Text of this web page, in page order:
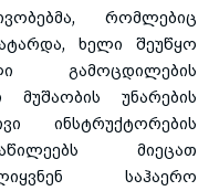
, რომლებიც
ხელი შეუწყო
გამოცდილების
უნარების
ინსტრუქტორების
მიეცათ
საჰაერო